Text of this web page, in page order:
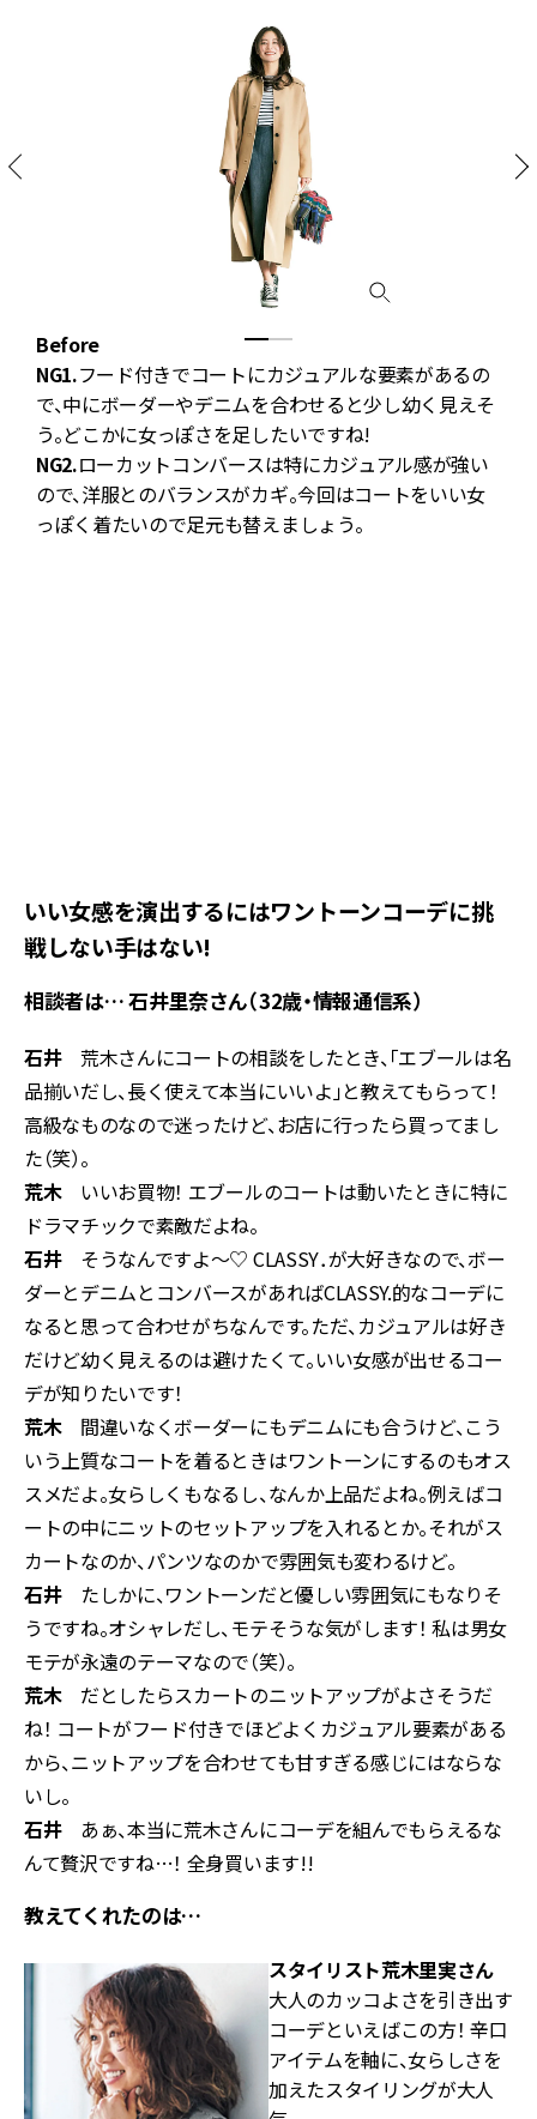
Before
NG1.フード付きでコートにカジュアルな要素があるの
で、中にボーダーやデニムを合わせると少し幼く見えそ
う。どこかに女っぽさを足したいですね!
NG2.ローカットコンバースは特にカジュアル感が強い
ので、洋服とのバランスがカギ。今回はコートをいい女
っぽく着たいので足元も替えましょう。
いい女感を演出するにはワントーンコーデに挑
戦しない手はない!
相談者は… 石井里奈さん（32歳・情報通信系）
石井荒木さんにコートの相談をしたとき、「エブールは名
品揃いだし、長く使えて本当にいいよ」と教えてもらって！
高級なものなので迷ったけど、お店に行ったら買ってまし
た（笑）。
荒木いいお買物！ エブールのコートは動いたときに特に
ドラマチックで素敵だよね。
石井そうなんですよ〜♡ CLASSY．が大好きなので、ボー
ダーとデニムとコンバースがあればCLASSY.的なコーデに
なると思って合わせがちなんです。ただ、カジュアルは好き
だけど幼く見えるのは避けたくて。いい女感が出せるコー
デが知りたいです！
荒木間違いなくボーダーにもデニムにも合うけど、こう
いう上質なコートを着るときはワントーンにするのもオス
スメだよ。女らしくもなるし、なんか上品だよね。例えばコ
ートの中にニットのセットアップを入れるとか。それがス
カートなのか、パンツなのかで雰囲気も変わるけど。
石井たしかに、ワントーンだと優しい雰囲気にもなりそ
うですね。オシャレだし、モテそうな気がします！ 私は男女
モテが永遠のテーマなので（笑）。
荒木だとしたらスカートのニットアップがよさそうだ
ね！ コートがフード付きでほどよくカジュアル要素がある
から、ニットアップを合わせても甘すぎる感じにはならな
いし。
石井あぁ、本当に荒木さんにコーデを組んでもらえるな
んて贅沢ですね…！ 全身買います!!
教えてくれたのは…
スタイリスト荒木里実さん
大人のカッコよさを引き出す
コーデといえばこの方！ 辛口
アイテムを軸に、女らしさを
加えたスタイリングが大人